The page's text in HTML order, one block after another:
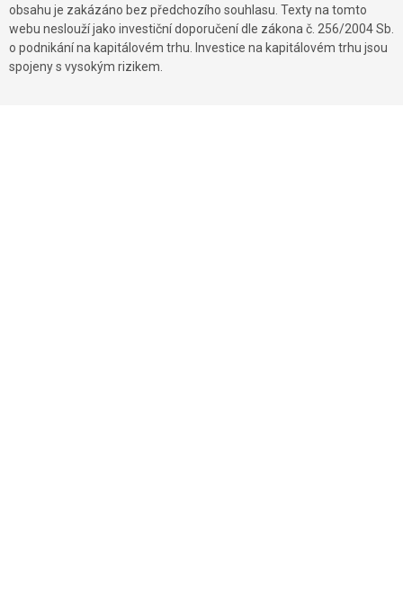
obsahu je zakázáno bez předchozího souhlasu. Texty na tomto
webu neslouží jako investiční doporučení dle zákona č. 256/2004 Sb.
o podnikání na kapitálovém trhu. Investice na kapitálovém trhu jsou
spojeny s vysokým rizikem.